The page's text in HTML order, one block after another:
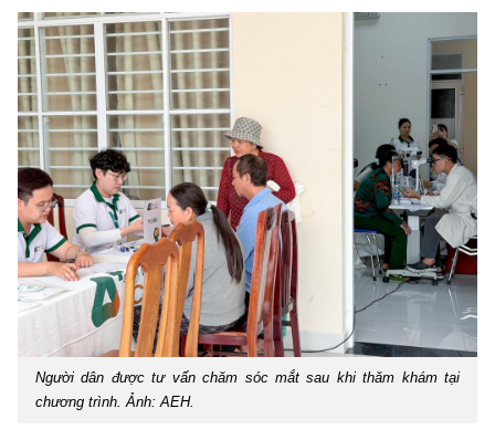
Người dân được tư vấn chăm sóc mắt sau khi thăm khám tại
chương trình. Ảnh: AEH.